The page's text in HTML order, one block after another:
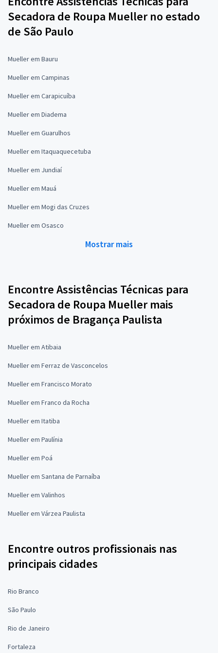
Secadora de Roupa Mueller no estado
de São Paulo
Mueller em Bauru
Mueller em Campinas
Mueller em Carapicuíba
Mueller em Diadema
Mueller em Guarulhos
Mueller em Itaquaquecetuba
Mueller em Jundiaí
Mueller em Mauá
Mueller em Mogi das Cruzes
Mueller em Osasco
Mostrar mais
Encontre Assistências Técnicas para
Secadora de Roupa Mueller mais
próximos de Bragança Paulista
Mueller em Atibaia
Mueller em Ferraz de Vasconcelos
Mueller em Francisco Morato
Mueller em Franco da Rocha
Mueller em Itatiba
Mueller em Paulínia
Mueller em Poá
Mueller em Santana de Parnaíba
Mueller em Valinhos
Mueller em Várzea Paulista
Encontre outros profissionais nas
principais cidades
Rio Branco
São Paulo
Rio de Janeiro
Fortaleza